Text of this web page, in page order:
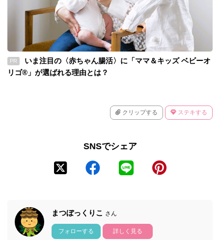
PR
いま注目の〈赤ちゃん腸活〉に「ママ＆キッズ ベビーオ
リゴ®」が選ばれる理由とは？
クリップする ステキする
SNSでシェア
まつぼっくりこ さん
フォローする 詳しく見る